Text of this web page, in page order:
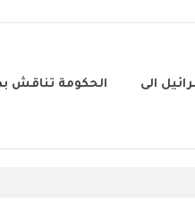
الى
الحكومة تناقش